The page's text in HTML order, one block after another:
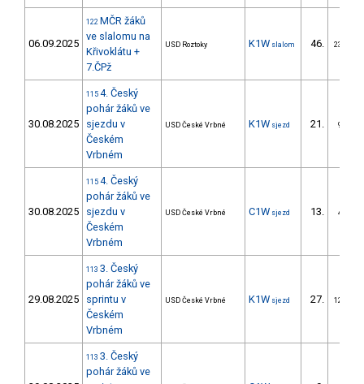
06.09.2025
122 MČR žáků
ve slalomu na
Křivoklátu +
7.ČPž
USD Roztoky K1W slalom 46. 23/ZM
30.08.2025
115 4. Český
pohár žáků ve
sjezdu v
Českém
Vrbném
USD České Vrbné K1W sjezd 21. 9/ZM
30.08.2025
115 4. Český
pohár žáků ve
sjezdu v
Českém
Vrbném
USD České Vrbné C1W sjezd 13. 4/ZM
29.08.2025
113 3. Český
pohár žáků ve
sprintu v
Českém
Vrbném
USD České Vrbné K1W sjezd 27. 12/ZM
113 3. Český
pohár žáků ve